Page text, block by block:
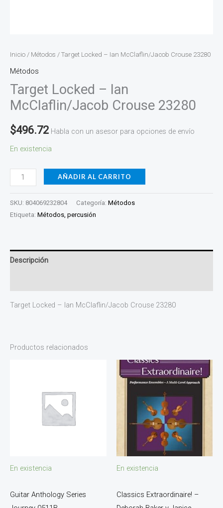
Inicio / Métodos / Target Locked – Ian McClaflin/Jacob Crouse 23280
Métodos
Target Locked – Ian
McClaflin/Jacob Crouse 23280
$496.72 Habla con un asesor para opciones de envío
En existencia
AÑADIR AL CARRITO
SKU: 804069232804 Categoría: Métodos
Etiqueta: Métodos, percusión
Descripción
Target Locked – Ian McClaflin/Jacob Crouse 23280
Productos relacionados
En existencia
Guitar Anthology Series
En existencia
Classics Extraordinaire! –